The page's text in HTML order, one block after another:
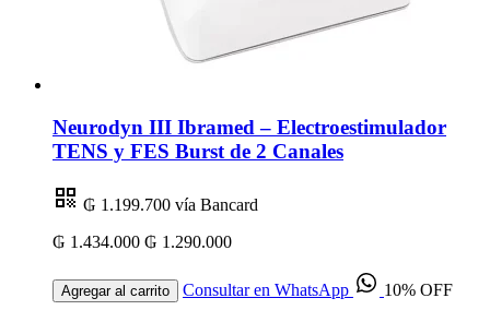
Neurodyn III Ibramed – Electroestimulador
TENS y FES Burst de 2 Canales
₲ 1.199.700 vía Bancard
₲ 1.434.000 ₲ 1.290.000
Agregar al carrito Consultar en WhatsApp 10% OFF